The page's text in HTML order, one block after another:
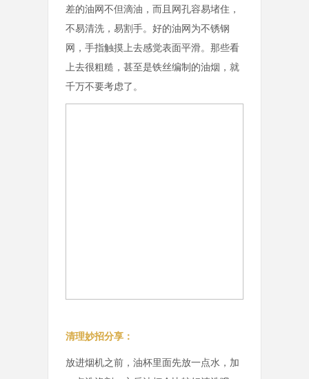
差的油网不但滴油，而且网孔容易堵住，
不易清洗，易割手。好的油网为不锈钢
网，手指触摸上去感觉表面平滑。那些看
上去很粗糙，甚至是铁丝编制的油烟，就
千万不要考虑了。
清理妙招分享：
放进烟机之前，油杯里面先放一点水，加